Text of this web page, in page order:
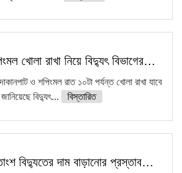
খোলা রাখা নিয়ে বিদ্যুৎ বিভাগের…
ও শপিংমল রাত ১০টা পর্যন্ত খোলা রাখা যাবে
বিদ্যুৎ...
বিস্তারিত
বিদ্যুতের দাম বাড়ানোর প্রস্তাব…